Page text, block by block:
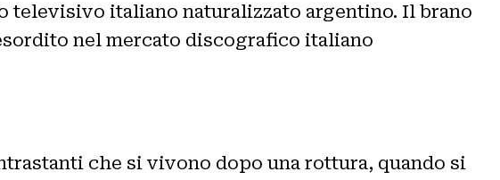
televisivo italiano naturalizzato argentino. Il brano
nel mercato discografico italiano
che si vivono dopo una rottura, quando si